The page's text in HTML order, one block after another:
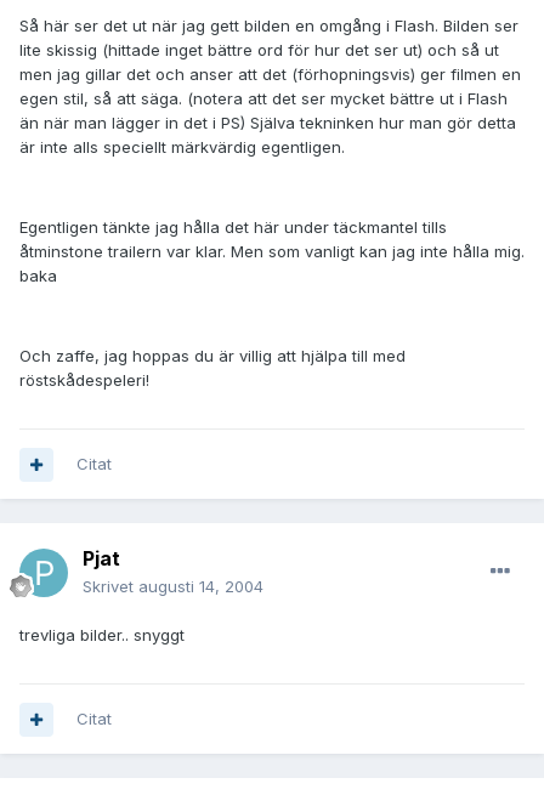
Så här ser det ut när jag gett bilden en omgång i Flash. Bilden ser
lite skissig (hittade inget bättre ord för hur det ser ut) och så ut
men jag gillar det och anser att det (förhopningsvis) ger filmen en
egen stil, så att säga. (notera att det ser mycket bättre ut i Flash
än när man lägger in det i PS) Själva tekninken hur man gör detta
är inte alls speciellt märkvärdig egentligen.
Egentligen tänkte jag hålla det här under täckmantel tills
åtminstone trailern var klar. Men som vanligt kan jag inte hålla mig.
baka
Och zaffe, jag hoppas du är villig att hjälpa till med
röstskådespeleri!
Citat
Pjat
Skrivet augusti 14, 2004
trevliga bilder.. snyggt
Citat